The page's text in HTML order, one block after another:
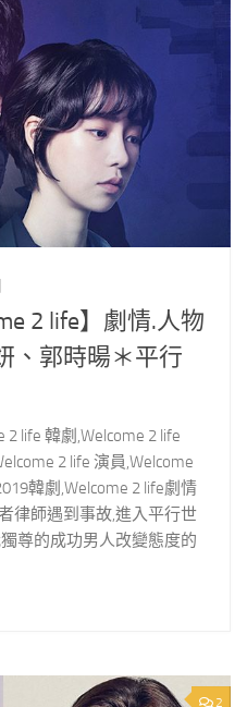
2 life】劇情.人物
、郭時暘＊平行
2 life 韓劇,Welcome 2 life
2 life 演員,Welcome
韓劇,Welcome 2 life劇情
律師遇到事故,進入平行世
尊的成功男人改變態度的
2